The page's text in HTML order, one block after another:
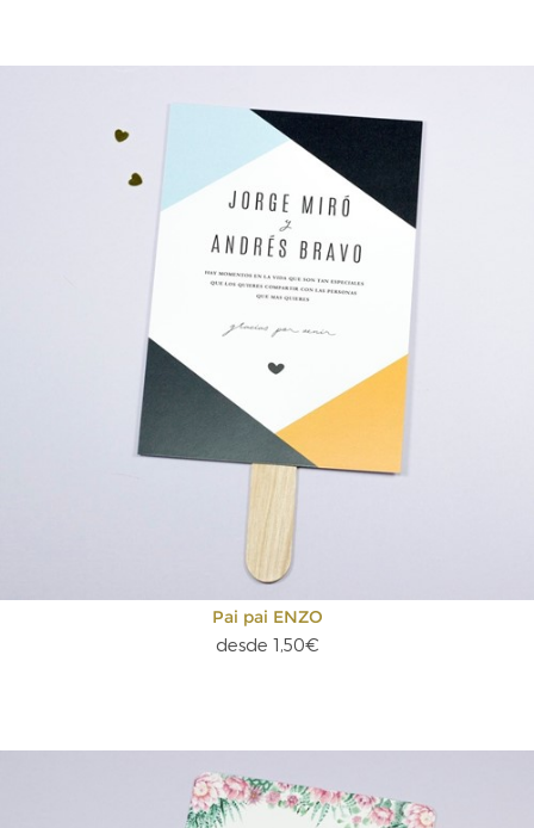
Pai pai ENZO
desde 1,50€